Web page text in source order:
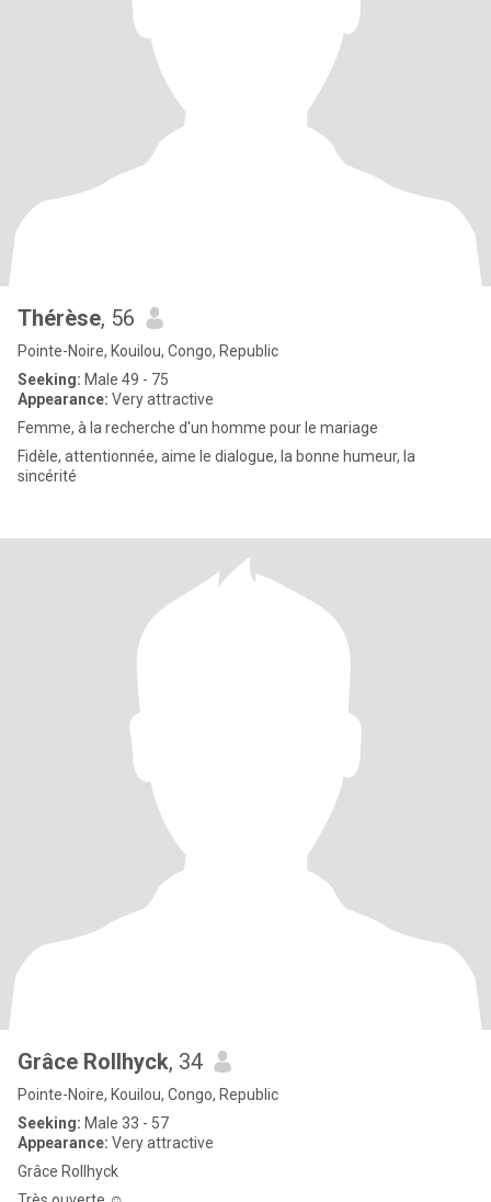
Thérèse, 56
Pointe-Noire, Kouilou, Congo, Republic
Seeking: Male 49 - 75
Appearance: Very attractive
Femme, à la recherche d'un homme pour le mariage
Fidèle, attentionnée, aime le dialogue, la bonne humeur, la
sincérité
Grâce Rollhyck, 34
Pointe-Noire, Kouilou, Congo, Republic
Seeking: Male 33 - 57
Appearance: Very attractive
Grâce Rollhyck